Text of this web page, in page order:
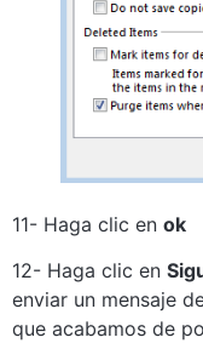
11- Haga clic en ok
12- Haga clic en
enviar un mensaje
que acabamos de